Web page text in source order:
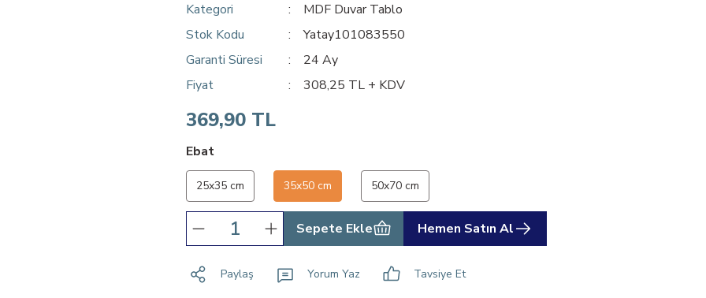
Kategori
MDF Duvar Tablo
Stok Kodu
Yatay101083550
Garanti Süresi
24 Ay
Fiyat
308,25 TL + KDV
369,90 TL
Ebat
25x35 cm 35x50 cm 50x70 cm
Sepete Ekle Hemen Satın Al
Paylaş Yorum Yaz Tavsiye Et